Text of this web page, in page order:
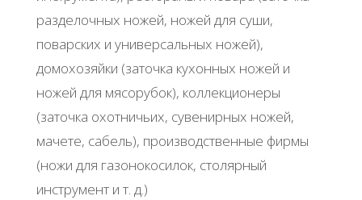
разделочных ножей, ножей для суши,
поварских и универсальных ножей),
домохозяйки (заточка кухонных ножей и
ножей для мясорубок), коллекционеры
(заточка охотничьих, сувенирных ножей,
мачете, сабель), производственные фирмы
(ножи для газонокосилок, столярный
инструмент и т. д.)